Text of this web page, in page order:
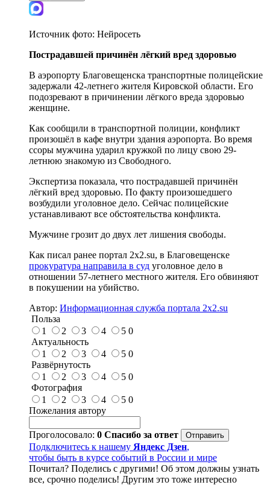
Источник фото: Нейросеть
Пострадавшей причинён лёгкий вред здоровью
В аэропорту Благовещенска транспортные полицейские
задержали 42-летнего жителя Кировской области. Его
подозревают в причинении лёгкого вреда здоровью
женщине.
Как сообщили в транспортной полиции, конфликт
произошёл в кафе внутри здания аэропорта. Во время
ссоры мужчина ударил кружкой по лицу свою 29-
летнюю знакомую из Свободного.
Экспертиза показала, что пострадавшей причинён
лёгкий вред здоровью. По факту произошедшего
возбудили уголовное дело. Сейчас полицейские
устанавливают все обстоятельства конфликта.
Мужчине грозит до двух лет лишения свободы.
Как писал ранее портал 2х2.su, в Благовещенске
прокуратура направила в суд уголовное дело в
отношении 57-летнего местного жителя. Его обвиняют
в покушении на убийство.
Автор: Информационная служба портала 2x2.su
Польза
1
2 3 4 5 0
Актуальность
1
2 3 4 5 0
Развёрнутость
1
2 3 4 5 0
Фотография
1
2 3 4 5 0
Пожелания автору
Проголосовало: 0 Спасибо за ответ
Подключитесь к нашему Яндекс Дзен,
чтобы быть в курсе событий в России и мире
Почитал? Поделись с другими! Об этом должны узнать
все, срочно поделись! Другим это тоже интересно